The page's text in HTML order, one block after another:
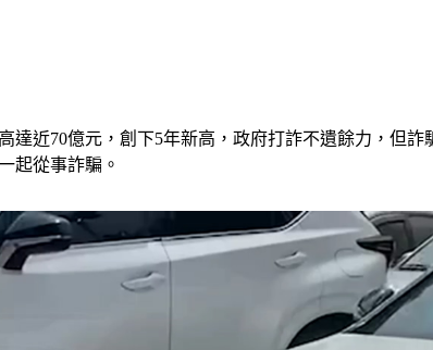
近70億元，創下5年新高，政府打詐不遺餘力，但
起從事詐騙。